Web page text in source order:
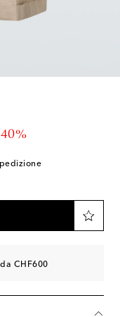
CHF600